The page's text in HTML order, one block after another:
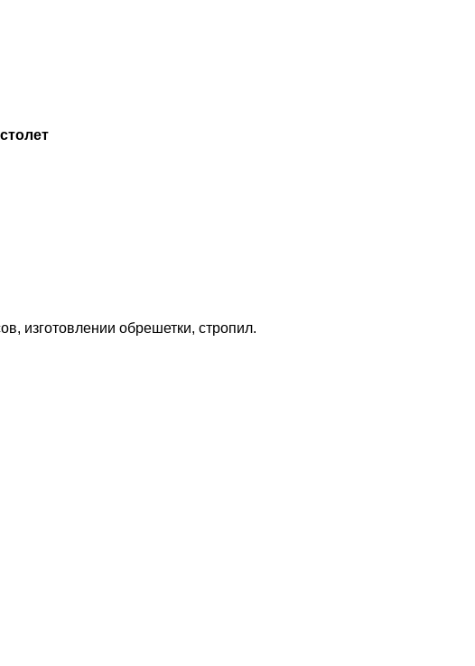
изготовлении обрешетки, стропил.